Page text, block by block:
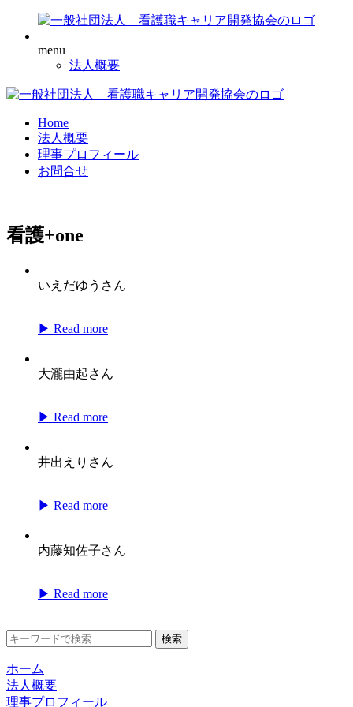
menu
法人概要
Home
法人概要
理事プロフィール
お問合せ
看護+one
いえだゆうさん
▶ Read more
大瀧由起さん
▶ Read more
井出えりさん
▶ Read more
内藤知佐子さん
▶ Read more
検索
ホーム
法人概要
理事プロフィール